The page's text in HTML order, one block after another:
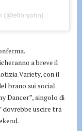
(@eltonjohn)
a breve il
Variety, con il
brano sui social.
Dancer”, singolo di
dovrebbe uscire tra